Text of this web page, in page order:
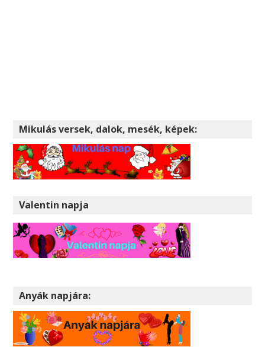
Mikulás versek, dalok, mesék, képek:
Valentin napja
Anyák napjára: